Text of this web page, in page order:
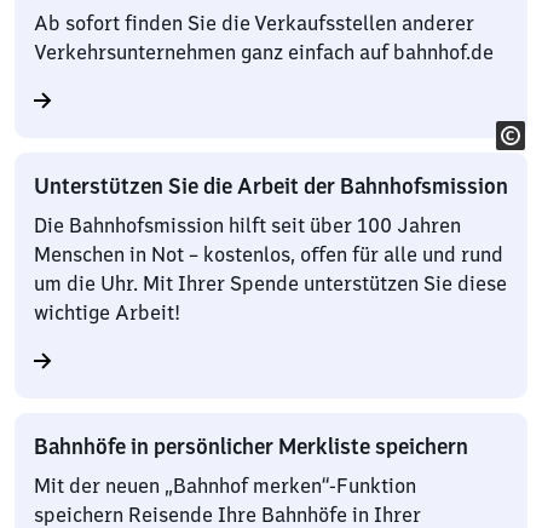
Ab sofort finden Sie die Verkaufsstellen anderer
Verkehrsunternehmen ganz einfach auf bahnhof.de
Unterstützen Sie die Arbeit der Bahnhofsmission
Die Bahnhofsmission hilft seit über 100 Jahren
Menschen in Not – kostenlos, offen für alle und rund
um die Uhr. Mit Ihrer Spende unterstützen Sie diese
wichtige Arbeit!
Bahnhöfe in persönlicher Merkliste speichern
Mit der neuen „Bahnhof merken“-Funktion
speichern Reisende Ihre Bahnhöfe in Ihrer